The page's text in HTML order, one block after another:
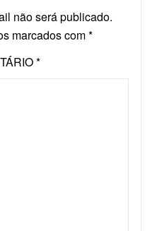
não será publicado.
marcados com*
*